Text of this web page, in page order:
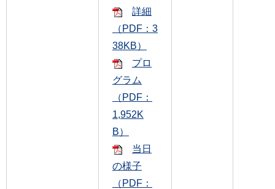
詳細
（PDF：3
38KB）
プロ
グラム
（PDF：
1,952K
B）
当日
の様子
（PDF：